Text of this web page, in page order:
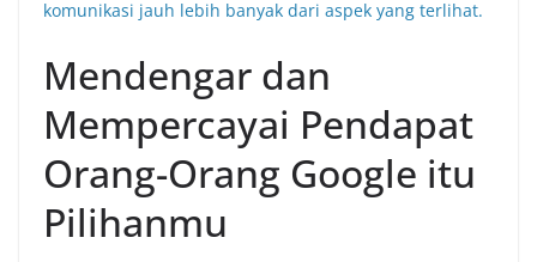
komunikasi jauh lebih banyak dari aspek yang terlihat.
Mendengar dan
Mempercayai Pendapat
Orang-Orang Google itu
Pilihanmu